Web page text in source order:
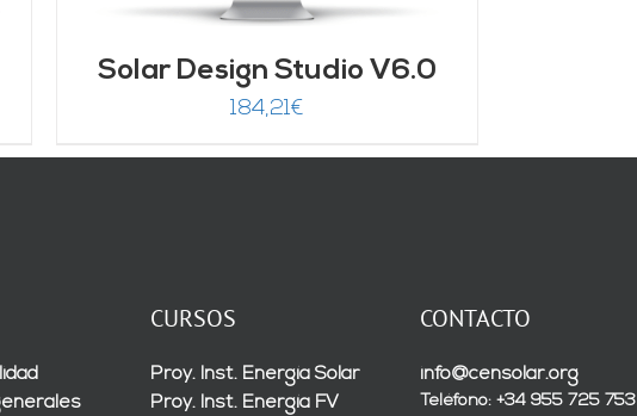
Solar Design Studio V6.0
184,21€
CURSOS
Proy. Inst. Energía Solar
Proy. Inst. Energía FV
CONTACTO
info@censolar.org
Teléfono: +34 955 725 753